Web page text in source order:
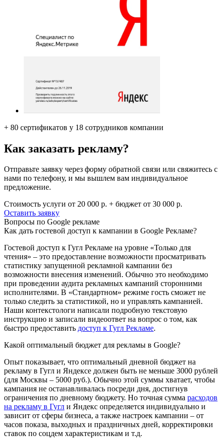
+ 80 сертификатов у 18 сотрудников компании
Как заказать рекламу?
Отправьте заявку через форму обратной связи или свяжитесь с
нами по телефону, и мы вышлем вам индивидуальное
предложение.
Стоимость услуги от 20 000 р. + бюджет от 30 000 р.
Оставить заявку
Вопросы по Google рекламе
Как дать гостевой доступ к кампании в Google Рекламе?
Гостевой доступ к Гугл Рекламе на уровне «Только для
чтения» – это предоставление возможности просматривать
статистику запущенной рекламной кампании без
возможности внесения изменений. Обычно это необходимо
при проведении аудита рекламных кампаний сторонними
исполнителями. В «Стандартном» режиме гость сможет не
только следить за статистикой, но и управлять кампанией.
Наши контекстологи написали подробную текстовую
инструкцию и записали видеоответ на вопрос о том, как
быстро предоставить доступ к Гугл Рекламе.
Какой оптимальный бюджет для рекламы в Google?
Опыт показывает, что оптимальный дневной бюджет на
рекламу в Гугл и Яндексе должен быть не меньше 3000 рублей
(для Москвы – 5000 руб.). Обычно этой суммы хватает, чтобы
кампания не останавливалась посреди дня, достигнув
ограничения по дневному бюджету. Но точная сумма расходов
на рекламу в Гугл и Яндекс определяется индивидуально и
зависит от сферы бизнеса, а также настроек кампании – от
часов показа, выходных и праздничных дней, корректировки
ставок по соцдем характеристикам и т.д.